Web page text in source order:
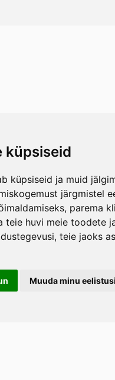
küpsiseid
küpsiseid ja muid
järgmistel
, parema
teie huvi meie toodete
, teie jaoks
Muuda minu eelistusi